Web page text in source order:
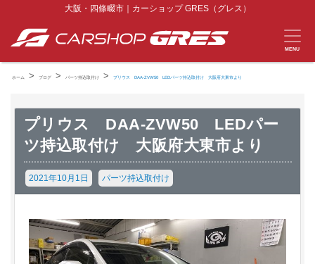
大阪・四條畷市｜カーショップ GRES（グレス）
MENU
ホーム > ブログ > パーツ持込取付け > プリウス DAA-ZVW50 LEDパーツ持込取付け 大阪府大東市より
プリウス DAA-ZVW50 LEDパー
ツ持込取付け 大阪府大東市より
2021年10月1日 パーツ持込取付け